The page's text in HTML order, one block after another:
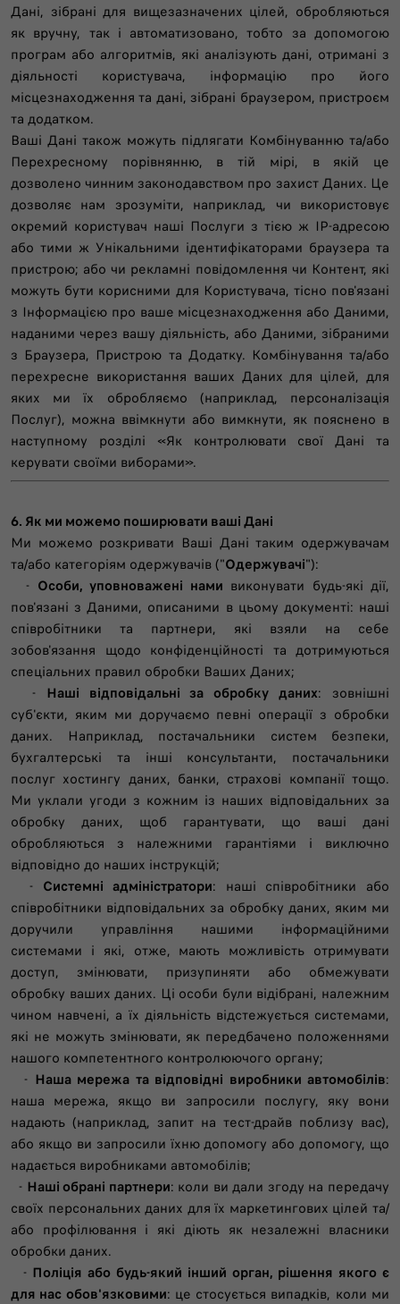
Дані, зібрані для вищезазначених цілей, обробляються
як вручну, так і автоматизовано, тобто за допомогою
програм або алгоритмів, які аналізують дані, отримані з
діяльності користувача, інформацію про його
місцезнаходження та дані, зібрані браузером, пристроєм
та додатком.
Ваші Дані також можуть підлягати Комбінуванню та/або
Перехресному порівнянню, в тій мірі, в якій це
дозволено чинним законодавством про захист Даних. Це
дозволяє нам зрозуміти, наприклад, чи використовує
окремий користувач наші Послуги з тією ж IP-адресою
або тими ж Унікальними ідентифікаторами браузера та
пристрою; або чи рекламні повідомлення чи Контент, які
можуть бути корисними для Користувача, тісно пов'язані
з Інформацією про ваше місцезнаходження або Даними,
наданими через вашу діяльність, або Даними, зібраними
з Браузера, Пристрою та Додатку. Комбінування та/або
перехресне використання ваших Даних для цілей, для
яких ми їх обробляємо (наприклад, персоналізація
Послуг), можна ввімкнути або вимкнути, як пояснено в
наступному розділі «Як контролювати свої Дані та
керувати своїми виборами».
6. Як ми можемо поширювати ваші Дані
Ми можемо розкривати Ваші Дані таким одержувачам
та/або категоріям одержувачів ("Одержувачі"):
- Особи, уповноважені нами виконувати будь-які дії,
пов'язані з Даними, описаними в цьому документі: наші
співробітники та партнери, які взяли на себе
зобов'язання щодо конфіденційності та дотримуються
спеціальних правил обробки Ваших Даних;
- Наші відповідальні за обробку даних: зовнішні
суб'єкти, яким ми доручаємо певні операції з обробки
даних. Наприклад, постачальники систем безпеки,
бухгалтерські та інші консультанти, постачальники
послуг хостингу даних, банки, страхові компанії тощо.
Ми уклали угоди з кожним із наших відповідальних за
обробку даних, щоб гарантувати, що ваші дані
обробляються з належними гарантіями і виключно
відповідно до наших інструкцій;
- Системні адміністратори: наші співробітники або
співробітники відповідальних за обробку даних, яким ми
доручили управління нашими інформаційними
системами і які, отже, мають можливість отримувати
доступ, змінювати, призупиняти або обмежувати
обробку ваших даних. Ці особи були відібрані, належним
чином навчені, а їх діяльність відстежується системами,
які не можуть змінювати, як передбачено положеннями
нашого компетентного контролюючого органу;
- Наша мережа та відповідні виробники автомобілів:
наша мережа, якщо ви запросили послугу, яку вони
надають (наприклад, запит на тест-драйв поблизу вас),
або якщо ви запросили їхню допомогу або допомогу, що
надається виробниками автомобілів;
- Наші обрані партнери: коли ви дали згоду на передачу
своїх персональних даних для їх маркетингових цілей та/
або профілювання і які діють як незалежні власники
обробки даних.
- Поліція або будь-який інший орган, рішення якого є
для нас обов'язковими: це стосується випадків, коли ми